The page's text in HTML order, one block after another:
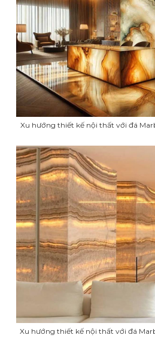
Xu hướng thiết kế nội thất với đá
Xu hướng thiết kế nội thất với đá